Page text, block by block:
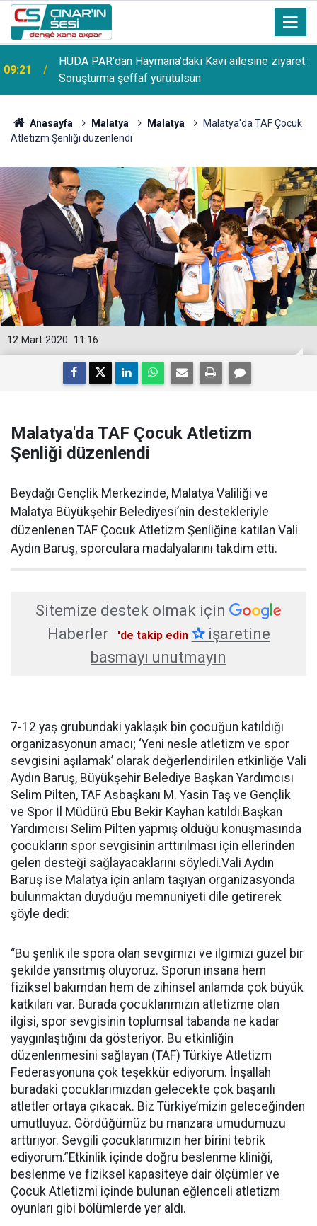
09:21
HÜDA PAR’dan Haymana’daki Kavi ailesine ziyaret:
Soruşturma şeffaf yürütülsün
Anasayfa Malatya Malatya
Malatya'da TAF Çocuk
Atletizm Şenliği düzenlendi
11:16
12 Mart 2020
Malatya'da TAF Çocuk Atletizm
Şenliği düzenlendi
Beydağı Gençlik Merkezinde, Malatya Valiliği ve
Malatya Büyükşehir Belediyesi’nin destekleriyle
düzenlenen TAF Çocuk Atletizm Şenliğine katılan Vali
Aydın Baruş, sporculara madalyalarını takdim etti.
Sitemize destek olmak için
Haberler
'de takip edin ✰işaretine
basmayı unutmayın
7-12 yaş grubundaki yaklaşık bin çocuğun katıldığı
organizasyonun amacı; ‘Yeni nesle atletizm ve spor
sevgisini aşılamak’ olarak değerlendirilen etkinliğe Vali
Aydın Baruş, Büyükşehir Belediye Başkan Yardımcısı
Selim Pilten, TAF Asbaşkanı M. Yasin Taş ve Gençlik
ve Spor İl Müdürü Ebu Bekir Kayhan katıldı.Başkan
Yardımcısı Selim Pilten yapmış olduğu konuşmasında
çocukların spor sevgisinin arttırılması için ellerinden
gelen desteği sağlayacaklarını söyledi.Vali Aydın
Baruş ise Malatya için anlam taşıyan organizasyonda
bulunmaktan duyduğu memnuniyeti dile getirerek
şöyle dedi:
“Bu şenlik ile spora olan sevgimizi ve ilgimizi güzel bir
şekilde yansıtmış oluyoruz. Sporun insana hem
fiziksel bakımdan hem de zihinsel anlamda çok büyük
katkıları var. Burada çocuklarımızın atletizme olan
ilgisi, spor sevgisinin toplumsal tabanda ne kadar
yaygınlaştığını da gösteriyor. Bu etkinliğin
düzenlenmesini sağlayan (TAF) Türkiye Atletizm
Federasyonuna çok teşekkür ediyorum. İnşallah
buradaki çocuklarımızdan gelecekte çok başarılı
atletler ortaya çıkacak. Biz Türkiye’mizin geleceğinden
umutluyuz. Gördüğümüz bu manzara umudumuzu
arttırıyor. Sevgili çocuklarımızın her birini tebrik
ediyorum.”Etkinlik içinde doğru beslenme kliniği,
beslenme ve fiziksel kapasiteye dair ölçümler ve
Çocuk Atletizmi içinde bulunan eğlenceli atletizm
oyunları gibi bölümlerde yer aldı.